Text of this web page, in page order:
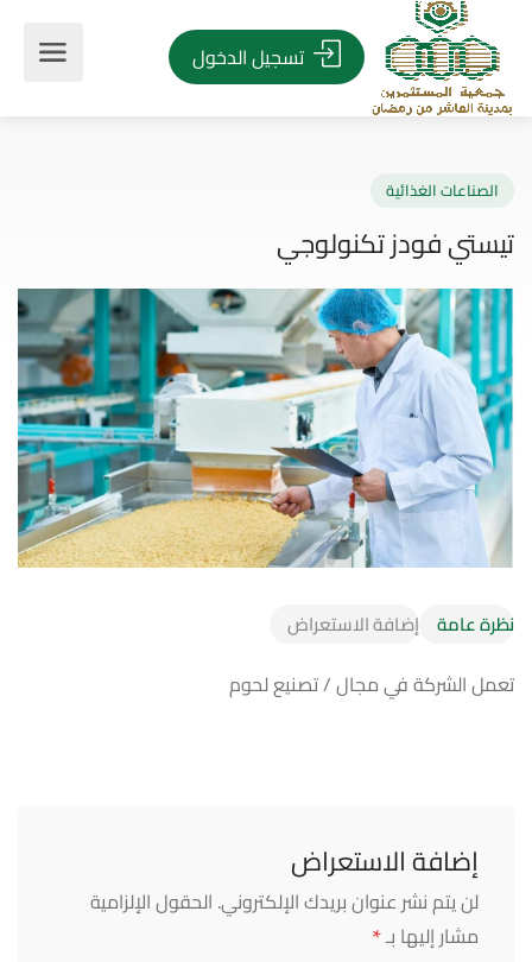
تسجيل الدخول
فودز تكنولوجي
نظرة عامة إضافة الاستعراض
تعمل الشركة في مجال / تصنيع لحوم
إضافة الاستعراض
لن يتم نشر عنوان بريدك الإلكتروني. الحقول الإلزامية
مشار إليها بـ*